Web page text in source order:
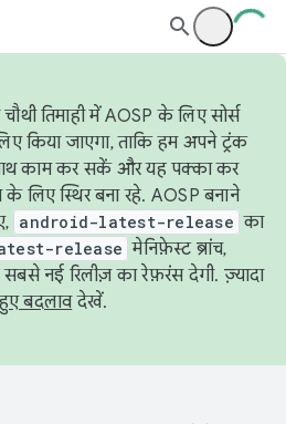
तिमाही में AOSP के लिए सोर्स
किया जाएगा, ताकि हम अपने ट्रंक
काम कर सकें और यह पक्का कर
लिए स्थिर बना रहे. AOSP बनाने
android-latest-release का
release मेनिफ़ेस्ट ब्रांच,
नई रिलीज़ का रेफ़रंस देगी. ज़्यादा
बदलावदेखें.